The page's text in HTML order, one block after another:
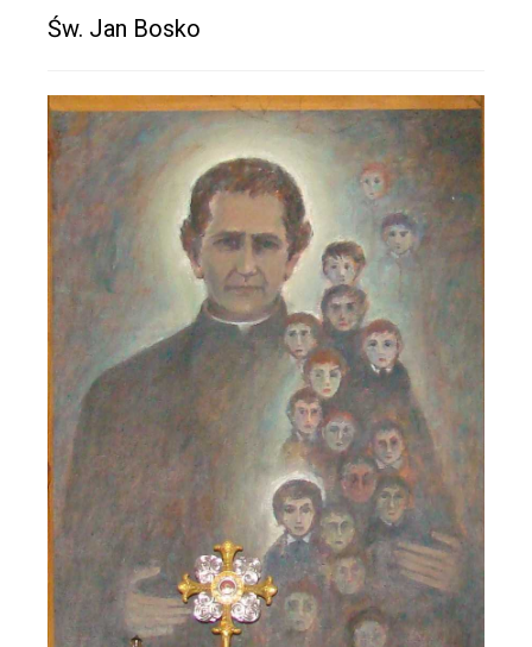
Św. Jan Bosko